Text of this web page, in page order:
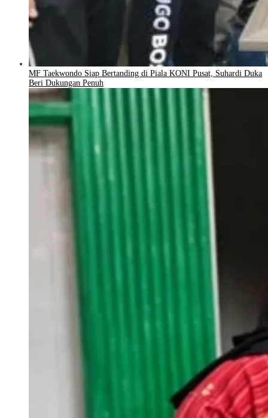
MF Taekwondo Siap Bertanding di Piala KONI Pusat, Suhardi Duka
Beri Dukungan Penuh